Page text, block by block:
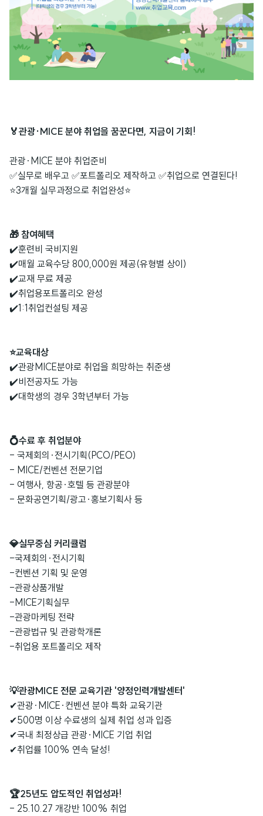
🏅관광·MICE 분야 취업을 꿈꾼다면, 지금이 기회 !
관광 ·MICE 분야 취업준비
✅실무로 배우고 ✅포트폴리오 제작하고 ✅취업으로 연결된다!
⭐3개월 실무과정으로 취업완성⭐
🎁 참여혜택
✔️훈련비 국비지원
✔️매월 교육수당 800,000원 제공(유형별 상이)
✔️교재 무료 제공
✔️취업용️포트폴리오 완성
✔️1:1취업컨설팅 제공
⭐교육대상
✔️관광MICE분야로 취업을 희망하는 취준생
✔️비전공자도 가능
✔️대학생의 경우 3학년부터 가능
💍수료 후 취업분야
- 국제회의·전시기획(PCO/PEO)
- MICE/컨벤션 전문기업
- 여행사, 항공·호텔 등 관광분야
- 문화공연기획/광고·홍보기획사 등
💎실무중심 커리큘럼
-국제회의·전시기획
-컨벤션 기획 및 운영
-관광상품개발
-MICE기획실무
-관광마케팅 전략
-관광법규 및 관광학개론
-취업용 포트폴리오 제작
💡관광MICE 전문 교육기관 '양정인력개발센터'
✔관광·MICE·컨벤션 분야 특화 교육기관
✔500명 이상 수료생의 실제 취업 성과 입증
✔국내 최정상급 관광·MICE 기업 취업
✔취업률 100% 연속 달성!
🏆25년도 압도적인 취업성과!
- 25.10.27 개강반 100% 취업